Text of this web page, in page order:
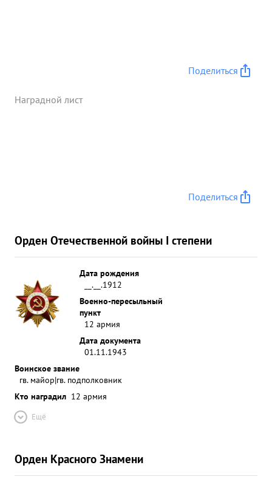
Поделиться
Наградной лист
Поделиться
Орден Отечественной войны I степени
Дата рождения
__.__.1912
Военно-пересыльный
пункт
12 армия
Дата документа
01.11.1943
Воинское звание
гв. майор|гв. подполковник
Кто наградил 12 армия
Ещё
Орден Красного Знамени